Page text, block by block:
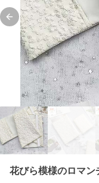
Previous slide
花びら模様のロマン